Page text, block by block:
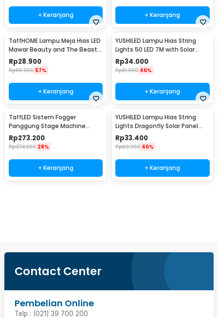
+ Keranjang + Keranjang
TaffHOME Lampu Meja Hias LED
Mawar Beauty and The Beast
Warm White - AC01
Rp28.900
Rp65.900 57%
+ Keranjang
YUSHILED Lampu Hias String
Lights 50 LED 7M with Solar
Panel - M072
Rp34.000
Rp61.900 46%
+ Keranjang
TaffLED Sistem Fogger
Panggung Stage Machine
Ejector with RGB LED - KY-
LED500
Rp273.200
Rp374.900 28%
+ Keranjang
YUSHILED Lampu Hias String
Lights Dragonfly Solar Panel
IP65 8 Modes 20 LED - M088
Rp33.400
Rp60.900 46%
+ Keranjang
Contact Center
Pembelian Online
Telp : (021) 39 700 200